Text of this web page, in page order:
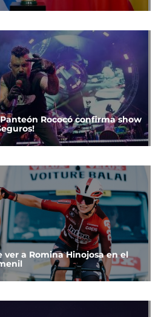
Rococó confirma show
ver a Romina Hinojosa en el